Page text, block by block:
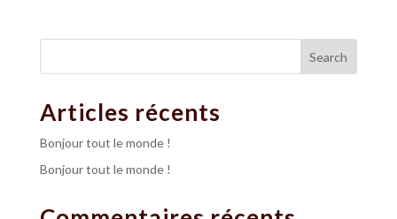
Search
Articles récents
Bonjour tout le monde !
Bonjour tout le monde !